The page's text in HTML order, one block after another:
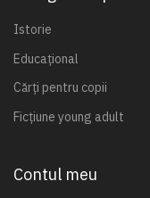
Istorie
Educațional
Cărți pentru copii
Ficțiune young adult
Contul meu